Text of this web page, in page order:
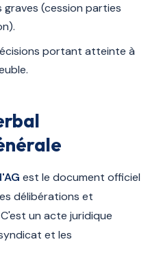
graves (cession parties
portant atteinte à
est le document officiel
délibérations et
un acte juridique
et les